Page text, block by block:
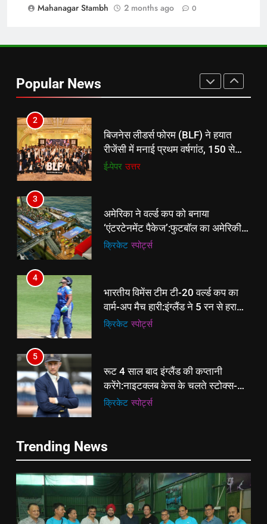
Mahanagar Stambh
2 months ago 0
Popular News
एटकिंसन दूसरे टेस्ट से बाहर; आर्चर की
न्यूज़
चार्टर्ड अकाउंटेंट्स के बीच रोमांचक
2
बिजनेस लीडर्स फोरम (BLF) ने हयात
रीजेंसी में मनाई प्रथम वर्षगांठ, 150 से
अधिक उद्योगपति एवं पेशेवर हुए शामिल
ई-पेपर उत्तर
3
अमेरिका ने वर्ल्ड कप को बनाया
‘एंटरटेनमेंट पैकेज’:फुटबॉल का अमेरिकी
मेकओवर, कई मेगा कॉन्सर्ट; मशहूर हस्तियों
क्रिकेट ‎स्पोर्ट्स
4
भारतीय विमेंस टीम टी-20 वर्ल्ड कप का
वार्म-अप मैच हारी:इंग्लैंड ने 5 रन से हराया;
ऋचा घोष की फिफ्टी बेकार
क्रिकेट ‎स्पोर्ट्स
5
रूट 4 साल बाद इंग्लैंड की कप्तानी
करेंगे:नाइटक्लब केस के चलते स्टोक्स-
एटकिंसन दूसरे टेस्ट से बाहर; आर्चर की
क्रिकेट ‎स्पोर्ट्स
अररिया में ‘जीरो ऑफिस डे’ अभियान
कार्ड बनाने की अपील, कल भी आयोजन
पूर्व राज्य
7
Trending News
5
रूट 4 साल बाद इंग्लैंड की कप्तानी
करेंगे:नाइटक्लब केस के चलते स्टोक्स-
एटकिंसन दूसरे टेस्ट से बाहर; आर्चर की
वापसी
‎स्पोर्ट्स
6